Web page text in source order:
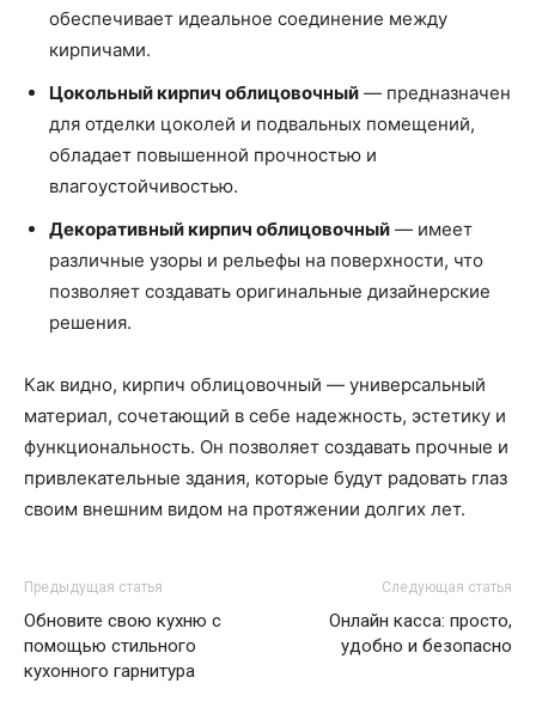
обеспечивает идеальное соединение между
кирпичами.
Цокольный кирпич облицовочный — предназначен
для отделки цоколей и подвальных помещений,
обладает повышенной прочностью и
влагоустойчивостью.
Декоративный кирпич облицовочный — имеет
различные узоры и рельефы на поверхности, что
позволяет создавать оригинальные дизайнерские
решения.
Как видно, кирпич облицовочный — универсальный
материал, сочетающий в себе надежность, эстетику и
функциональность. Он позволяет создавать прочные и
привлекательные здания, которые будут радовать глаз
своим внешним видом на протяжении долгих лет.
Предыдущая статья
Обновите свою кухню с
помощью стильного
кухонного гарнитура
Следующая статья
Онлайн касса: просто,
удобно и безопасно